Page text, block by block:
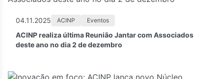
04.11.2025 ACINP Eventos
ACINP realiza última Reunião Jantar com Associados
deste ano no dia 2 de dezembro